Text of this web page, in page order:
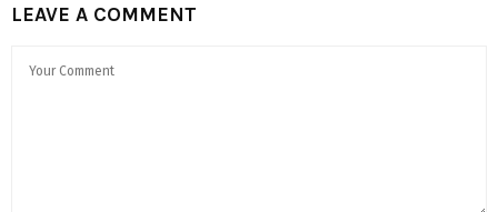
LEAVE A COMMENT